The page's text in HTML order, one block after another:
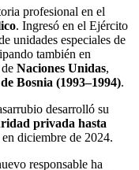
profesional en el
. Ingresó en el Ejército
unidades especiales de
también en
Naciones Unidas,
Bosnia (1993–1994).
desarrolló su
privada hasta
diciembre de 2024.
responsable ha